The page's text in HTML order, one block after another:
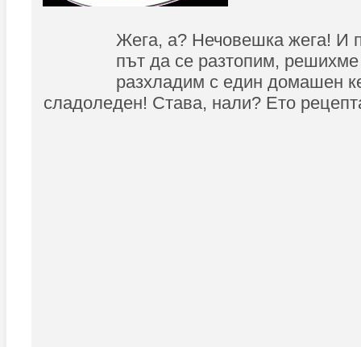
Жега, а? Нечовешка жега! И
път да се разтопим, решихме
разхладим с един домашен
сладоледен! Става, нали? Ето